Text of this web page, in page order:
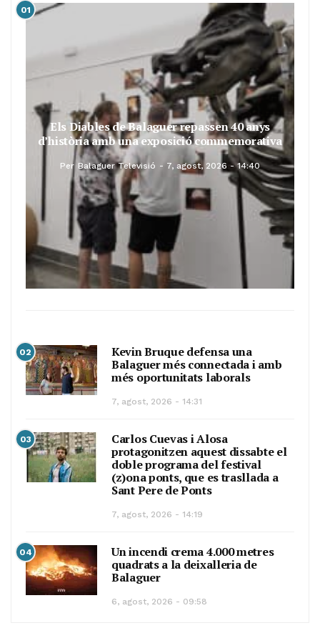
01
Els Diables de Balaguer repassen 40 anys
d’història amb una exposició commemorativa
Per Balaguer Televisió 7, agost, 2026 - 14:40
02
Kevin Bruque defensa una
Balaguer més connectada i amb
més oportunitats laborals
7, agost, 2026 - 14:31
03
Carlos Cuevas i Alosa
protagonitzen aquest dissabte el
doble programa del festival
(z)ona ponts, que es trasllada a
Sant Pere de Ponts
7, agost, 2026 - 14:19
04
Un incendi crema 4.000 metres
quadrats a la deixalleria de
Balaguer
6, agost, 2026 - 09:58